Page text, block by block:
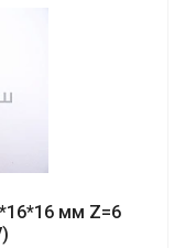
мм Z=6